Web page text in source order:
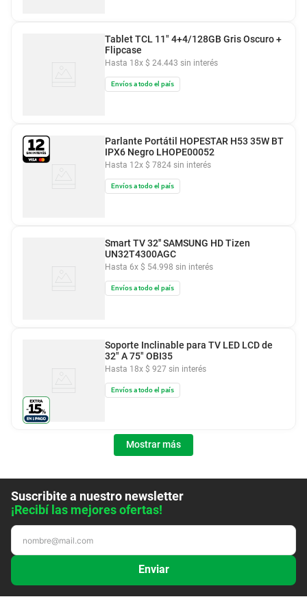
Hasta 18x $ 24.443 sin interés
Tablet TCL 11" 4+4/128GB Gris Oscuro +
Flipcase
Envíos a todo el país
Hasta 12x $ 7824 sin interés
Parlante Portátil HOPESTAR H53 35W BT
IPX6 Negro LHOPE00052
Envíos a todo el país
Hasta 6x $ 54.998 sin interés
Smart TV 32'' SAMSUNG HD Tizen
UN32T4300AGC
Envíos a todo el país
Hasta 18x $ 927 sin interés
Soporte Inclinable para TV LED LCD de
32" A 75" OBI35
Envíos a todo el país
Mostrar más
Suscribite a nuestro newsletter
¡Recibí las mejores ofertas!
Enviar